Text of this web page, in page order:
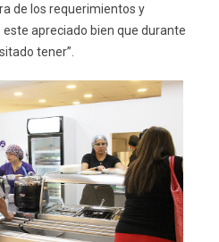
de los requerimientos y
apreciado bien que durante
tener”.